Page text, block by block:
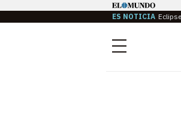
ES NOTICIA Eclipse
Menú